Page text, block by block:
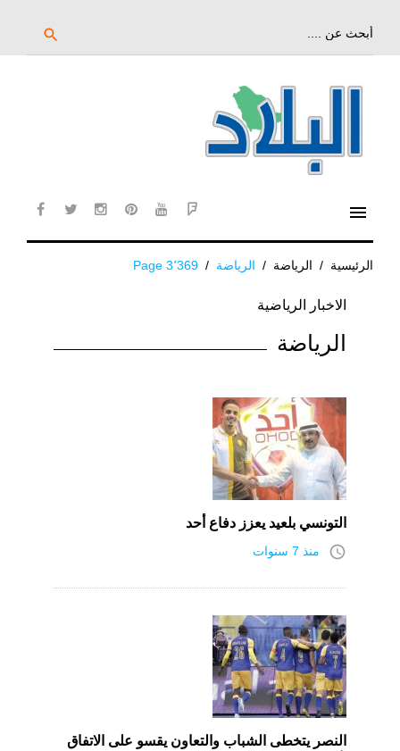
search
menu
الرئيسية / الرياضة / الرياضة / Page 3٬369
التصنيف:
الرياضة
الاخبار الرياضية
الرياضة
التونسي بلعيد يعزز دفاع أحد
access_time منذ 7 سنوات
النصر يتخطى الشباب والتعاون يقسو على الاتفاق